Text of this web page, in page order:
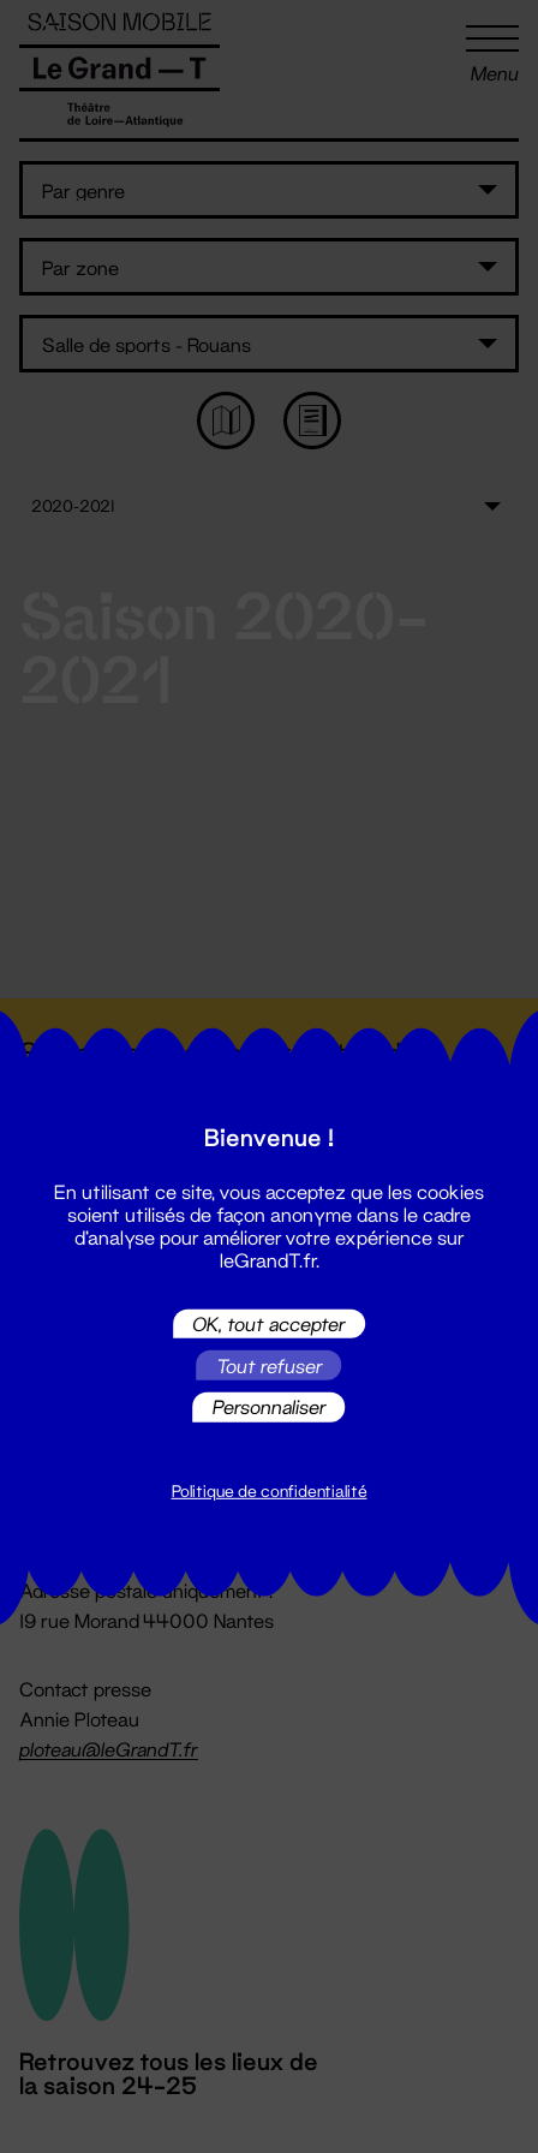
Menu
Suivez toutes les actualités du
Du lundi au vendredi 14h → 18h
Adresse postale uniquement :
19 rue Morand 44000 Nantes
Contact presse
Annie Ploteau
ploteau@leGrandT.fr
Retrouvez tous les lieux de
la saison 24-25
Panneau de gestion des cookies
Bienvenue !
En utilisant ce site, vous acceptez que les cookies
soient utilisés de façon anonyme dans le cadre
d'analyse pour améliorer votre expérience sur
leGrandT.fr.
OK, tout accepter
Tout refuser
Personnaliser
Politique de confidentialité